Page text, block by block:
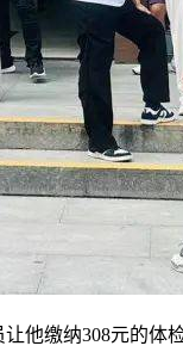
他缴纳308元的